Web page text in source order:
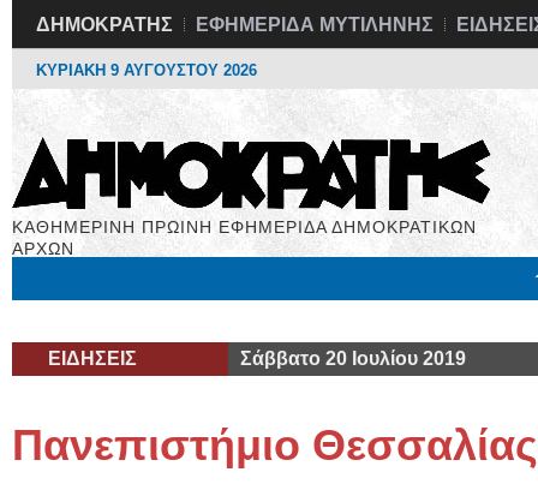
ΔΗΜΟΚΡΑΤΗΣ ΕΦΗΜΕΡΙΔΑ ΜΥΤΙΛΗΝΗΣ
ΚΥΡΙΑΚΗ 9 ΑΥΓΟΥΣΤΟΥ 2026
ΚΑΘΗΜΕΡΙΝΗ ΠΡΩΙΝΗ ΕΦΗΜΕΡΙΔΑ ΔΗΜΟΚΡΑΤΙΚΩΝ
ΑΡΧΩΝ
ΕΙΔΗΣΕΙΣ Σάββατο 20 Ιουλίου 2019
Πανεπιστήμιο Θεσσαλίας